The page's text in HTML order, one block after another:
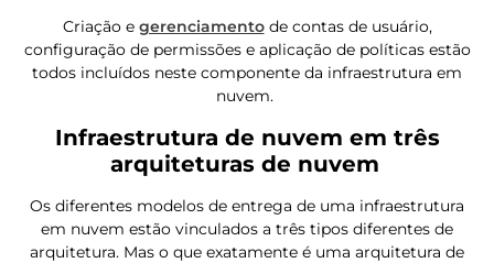
Criação e gerenciamentode contas de usuário,
configuração de permissões e aplicação de políticas estão
todos incluídos neste componente da infraestrutura em
nuvem.
Infraestrutura de nuvem em três
arquiteturas de nuvem
Os diferentes modelos de entrega de uma infraestrutura
em nuvem estão vinculados a três tipos diferentes de
arquitetura. Mas o que exatamente é uma arquitetura de